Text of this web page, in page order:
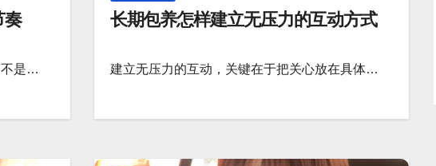
奏
不是…
长期包养怎样建立无压力的互动方式
建立无压力的互动，关键在于把关心放在具体…